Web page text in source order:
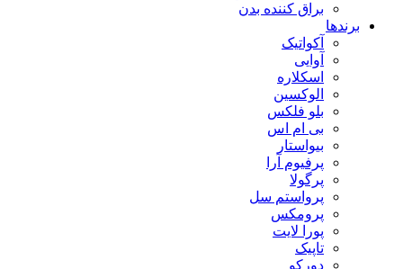
براق کننده بدن
برندها
آکواتیک
آوایی
اسکلاره
الوکسین
بلو فلکس
بی ام اس
بیواستار
پرفیوم آرا
پرگولا
پرواستم سل
پرومکس
پورا لایت
تاپیک
دورکو